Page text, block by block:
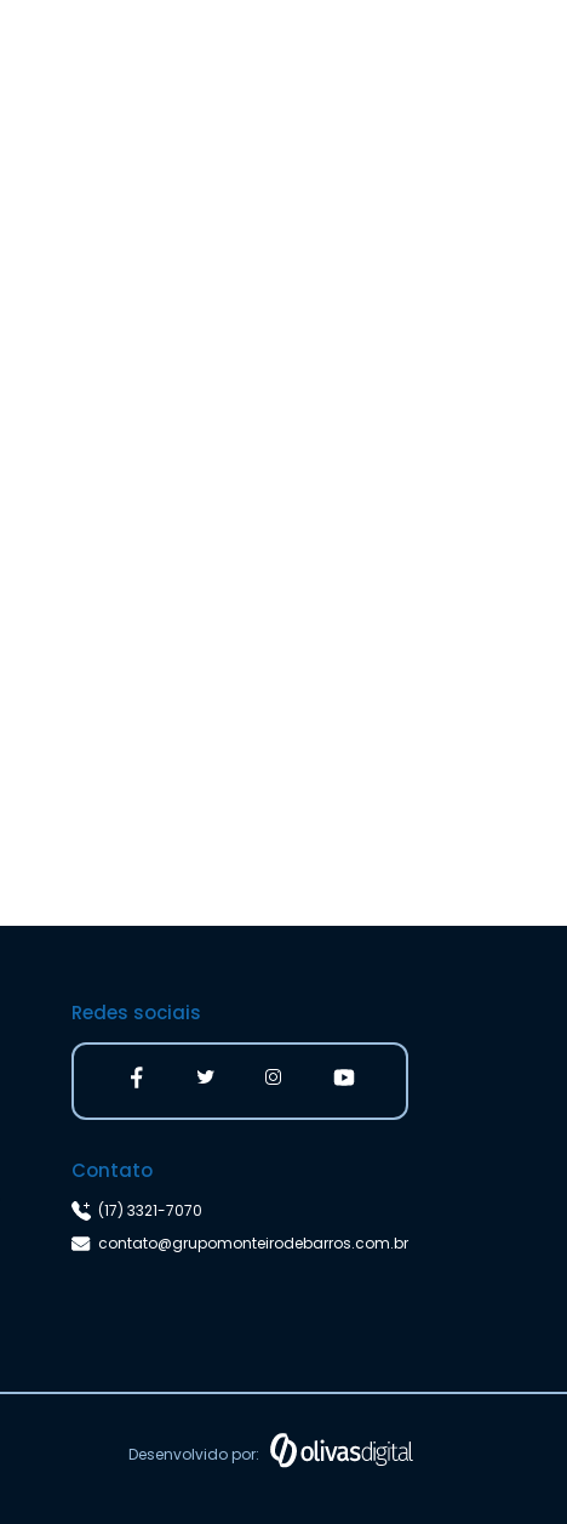
Redes sociais
Contato
(17) 3321-7070
contato@grupomonteirodebarros.com.br
Desenvolvido por: